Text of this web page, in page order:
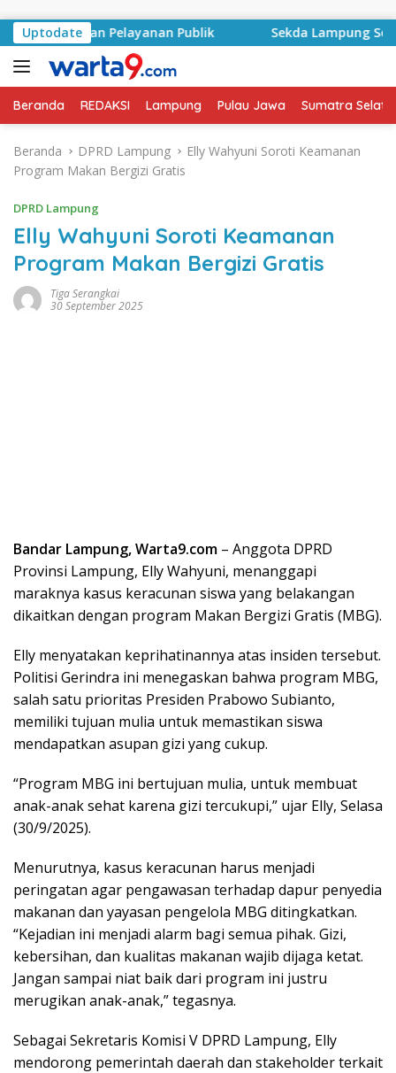
Uptodate
Tingkatkan Pelayanan Publik Sekda Lampung
Beranda REDAKSI Lampung Pulau Jawa Sumatra
Beranda DPRD Lampung
Elly Wahyuni Soroti Keamanan
Program Makan Bergizi Gratis
DPRD Lampung
Elly Wahyuni Soroti Keamanan
Program Makan Bergizi Gratis
Tiga Serangkai
30 September 2025
Bandar Lampung, Warta9.com – Anggota DPRD
Provinsi Lampung, Elly Wahyuni, menanggapi
maraknya kasus keracunan siswa yang belakangan
dikaitkan dengan program Makan Bergizi Gratis (MBG).
Elly menyatakan keprihatinannya atas insiden tersebut.
Politisi Gerindra ini menegaskan bahwa program MBG,
salah satu prioritas Presiden Prabowo Subianto,
memiliki tujuan mulia untuk memastikan siswa
mendapatkan asupan gizi yang cukup.
“Program MBG ini bertujuan mulia, untuk membuat
anak-anak sehat karena gizi tercukupi,” ujar Elly, Selasa
(30/9/2025).
Menurutnya, kasus keracunan harus menjadi
peringatan agar pengawasan terhadap dapur penyedia
makanan dan yayasan pengelola MBG ditingkatkan.
“Kejadian ini menjadi alarm bagi semua pihak. Gizi,
kebersihan, dan kualitas makanan wajib dijaga ketat.
Jangan sampai niat baik dari program ini justru
merugikan anak-anak,” tegasnya.
Sebagai Sekretaris Komisi V DPRD Lampung, Elly
mendorong pemerintah daerah dan stakeholder terkait